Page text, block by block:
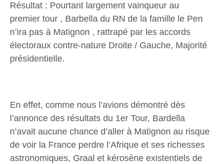
Résultat : Pourtant largement vainqueur au
premier tour , Barbella du RN de la famille le Pen
n’ira pas à Matignon , rattrapé par les accords
électoraux contre-nature Droite / Gauche, Majorité
présidentielle.
En effet, comme nous l’avions démontré dès
l’annonce des résultats du 1er Tour, Bardella
n’avait aucune chance d’aller à Matignon au risque
de voir la France perdre l’Afrique et ses richesses
astronomiques, Graal et kérosène existentiels de